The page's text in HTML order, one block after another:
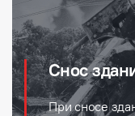
Снос
При сносе